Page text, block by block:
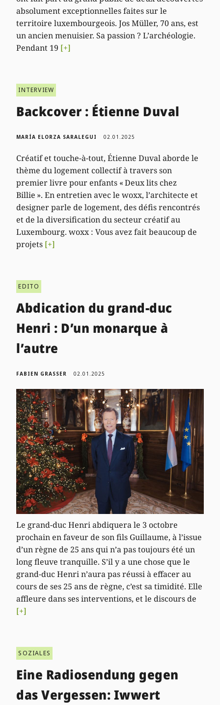
absolument exceptionnelles faites sur le
territoire luxembourgeois. Jos Müller, 70 ans, est
un ancien menuisier. Sa passion ? L’archéologie.
Pendant 19 [+]
INTERVIEW
Backcover : Étienne Duval
MARÍA ELORZA SARALEGUI 02.01.2025
Créatif et touche-à-tout, Étienne Duval aborde le
thème du logement collectif à travers son
premier livre pour enfants « Deux lits chez
Billie ». En entretien avec le woxx, l’architecte et
designer parle de logement, des défis rencontrés
et de la diversification du secteur créatif au
Luxembourg. woxx : Vous avez fait beaucoup de
projets [+]
EDITO
Abdication du grand-duc
Henri : D’un monarque à
l’autre
FABIEN GRASSER 02.01.2025
Le grand-duc Henri abdiquera le 3 octobre
prochain en faveur de son fils Guillaume, à l’issue
d’un règne de 25 ans qui n’a pas toujours été un
long fleuve tranquille. S’il y a une chose que le
grand-duc Henri n’aura pas réussi à effacer au
cours de ses 25 ans de règne, c’est sa timidité. Elle
affleure dans ses interventions, et le discours de
[+]
SOZIALES
Eine Radiosendung gegen
das Vergessen: Iwwert